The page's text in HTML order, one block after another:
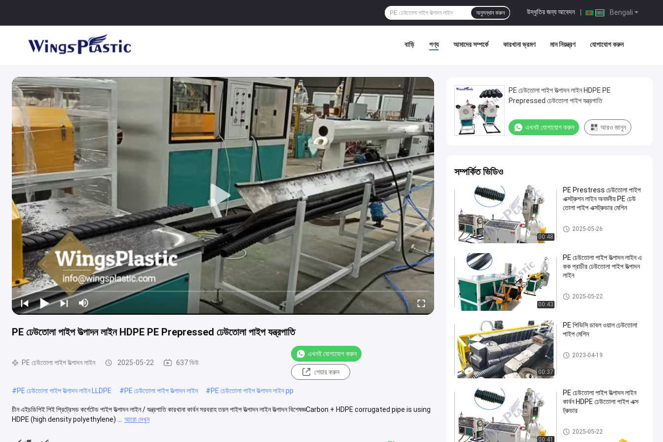
Bengali
উদ্ধৃতির জন্য আবেদন
অনুসন্ধান করুন
বাড়ি পণ্য আমাদের সম্পর্কে কারখানা ভ্রমণ মান নিয়ন্ত্রণ যোগাযোগ করুন
PE ঢেউতোলা পাইপ উত্পাদন লাইন HDPE PE Prepressed ঢেউতোলা পাইপ যন্ত্রপাতি
PE ঢেউতোলা পাইপ উত্পাদন লাইন 2025-05-22 637 ভিউ
এখনই যোগাযোগ করুন
শেয়ার করুন
#PE ঢেউতোলা পাইপ উত্পাদন লাইন LLDPE #PE ঢেউতোলা পাইপ উত্পাদন লাইন #PE ঢেউতোলা পাইপ উত্পাদন লাইন pp
চীন এইচডিপিই পিই প্রিট্রেসড কর্গেটেড পাইপ উত্পাদন লাইন / যন্ত্রপাতি কারখানা কার্বন সরবরাহ তরল পাইপ উত্পাদন লাইন উত্পাদন বিশেষজ্ঞCarbon + HDPE corrugated pipe is using
HDPE (high density polyethylene) ...
আরো দেখুন
PE ঢেউতোলা পাইপ উত্পাদন লাইন HDPE PE
Prepressed ঢেউতোলা পাইপ যন্ত্রপাতি
এখনই যোগাযোগ করুন আরও জানুন
সম্পর্কিত ভিডিও
00:48
PE Prestress ঢেউতোলা পাইপ
এক্সট্রুশন লাইন অনমনীয় PE ঢেউ
তোলা পাইপ এক্সট্রুডার মেশিন
PE ঢেউতোলা পাইপ উত্পাদন লাইন
2025-05-26
00:43
PE ঢেউতোলা পাইপ উত্পাদন লাইন এ
কক প্রাচীর ঢেউতোলা পাইপ উত্পাদন
লাইন
PE ঢেউতোলা পাইপ উত্পাদন লাইন
2025-05-22
00:37
PE পিভিসি ডাবল ওয়াল ঢেউতোলা
পাইপ মেশিন
PE ঢেউতোলা পাইপ উত্পাদন লাইন
2023-04-19
00:41
PE ঢেউতোলা পাইপ উত্পাদন লাইন
কার্বন HDPE ঢেউতোলা পাইপ এক্স
ট্রুডার
PE ঢেউতোলা পাইপ উত্পাদন লাইন
2025-05-22